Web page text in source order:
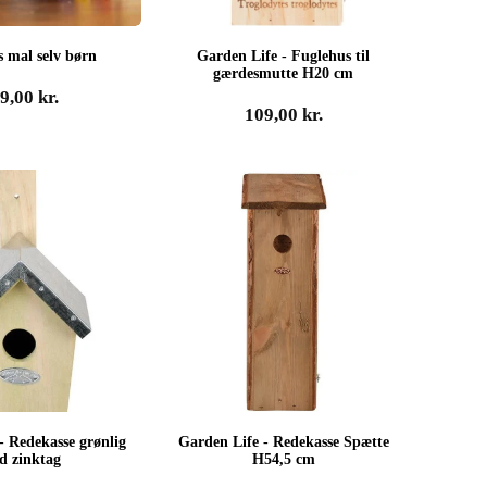
mal selv børn
kr.
Garden Life - Fuglehus til
gærdesmutte H20 cm
109,00 kr.
grønlig
zinktag
Garden Life - Redekasse Spætte
H54,5 cm